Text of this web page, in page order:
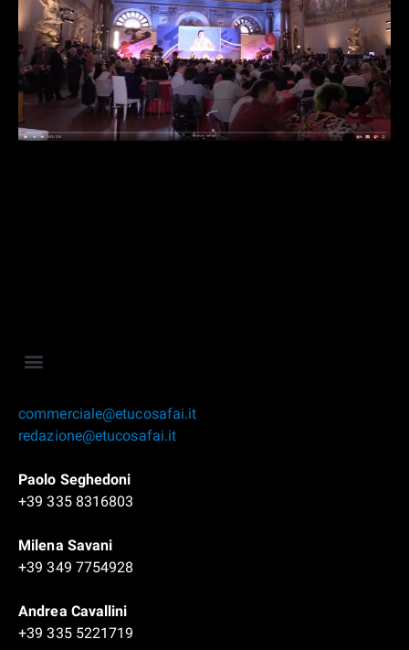
commerciale@etucosafai.it
redazione@etucosafai.it
Paolo Seghedoni
+39 335 8316803
Milena Savani
+39 349 7754928
Andrea Cavallini
+39 335 5221719